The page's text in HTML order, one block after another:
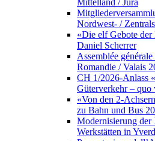
Mittelland / Jura
Nordwest- /
«Die elf Gebote
Daniel Scherrer
Assemblée
Romandie / Valais
CH 1/2026-Anlass
Güterverkehr – quo
«Von den 2-
zu Bahn und Bus
Modernisierung
Werkstätten in